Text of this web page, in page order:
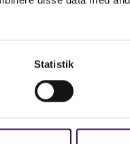
Statistik
i fuld skærm